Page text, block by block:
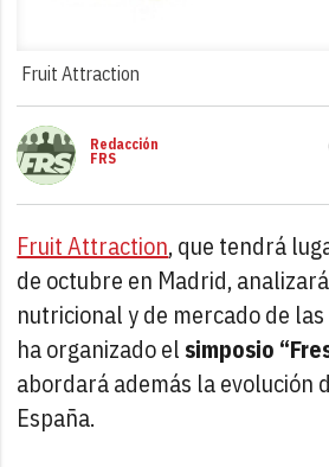
Fruit Attraction
Redacción
FRS
Fruit Attraction, que tendrá
de octubre en Madrid,
nutricional y de mercado de
ha organizado el simposio
abordará además la evolución
España.